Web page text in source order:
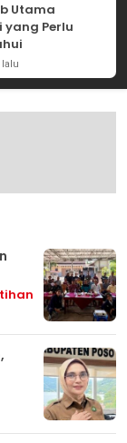
Utama
yang Perlu